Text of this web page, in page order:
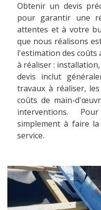
Obtenir un devis
pour garantir une
attentes et à votre
que nous réalisons
l'estimation des coûts
à réaliser :
devis inclut
travaux à réaliser,
coûts de main-
interventions.
simplement à faire
service.